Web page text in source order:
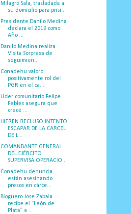
Milagro Sala, trasladada a
su domicilio para prisi...
Presidente Danilo Medina
declara el 2019 como
Año ...
Danilo Medina realiza
Visita Sorpresa de
seguimien...
Conadehu valoró
positivamente rol del
PGR en el ca...
Líder comunitario Felipe
Febles asegura que
crece ...
HIEREN RECLUSO INTENTO
ESCAPAR DE LA CARCEL
DE L...
COMANDANTE GENERAL
DEL EJÉRCITO
SUPERVISA OPERACIO...
Conadehu denuncia
están asesinando
presos en cárce...
Bloguero Jose Zabala
recibe el “León de
Plata” a ...